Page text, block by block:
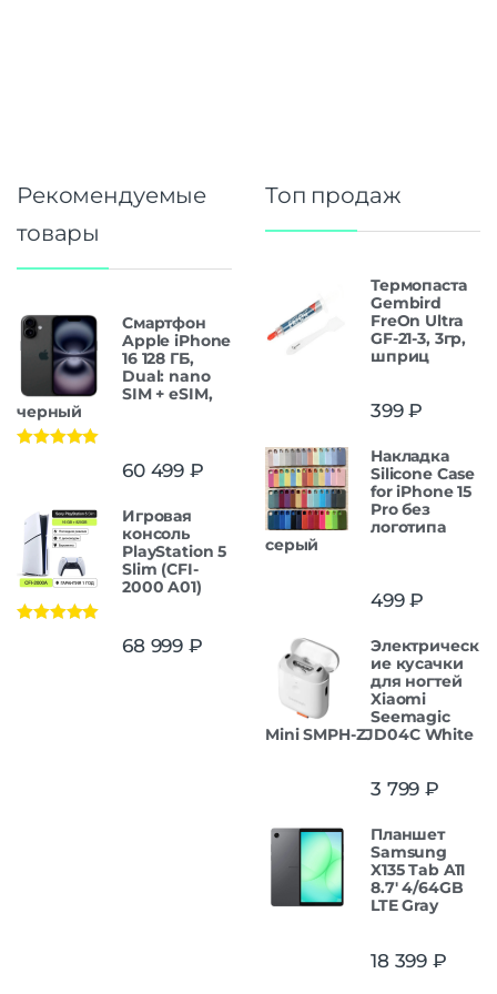
Рекомендуемые
товары
Смартфон
Apple iPhone
16 128 ГБ,
Dual: nano
SIM + eSIM,
черный
60 499 ₽
Игровая
консоль
PlayStation 5
Slim (CFI-
2000 A01)
68 999 ₽
Топ продаж
Термопаста
Gembird
FreOn Ultra
GF-21-3, 3гр,
шприц
399₽
Накладка
Silicone Case
for iPhone 15
Pro без
логотипа
серый
499₽
Электрическ
ие кусачки
для ногтей
Xiaomi
Seemagic
Mini SMPH-ZJD04C White
3 799 ₽
Планшет
Samsung
X135 Tab A11
8.7' 4/64GB
LTE Gray
18 399 ₽